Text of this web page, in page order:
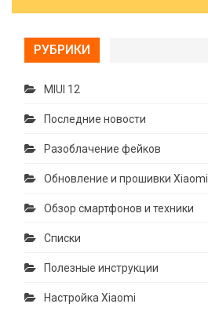
РУБРИКИ
MIUI 12
Последние новости
Разоблачение фейков
Обновление и прошивки Xiaomi
Обзор смартфонов и техники
Списки
Полезные инструкции
Настройка Xiaomi